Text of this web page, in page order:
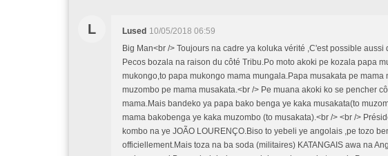
L Lused 10/05/2018 06:59
Big Man<br /> Toujours na cadre ya koluka vérité ,C'est possible
Pecos bozala na raison du côté Tribu.Po moto akoki pe kozala papa
mukongo,to papa mukongo mama mungala.Papa musakata pe mama
muzombo pe mama musakata.<br /> Pe muana akoki ko se pencher
mama.Mais bandeko ya papa bako benga ye kaka musakata(to
mama bakobenga ye kaka muzombo (to musakata).<br /> <br />
kombo na ye JOÃO LOURENÇO.Biso to yebeli ye angolais ,pe tozo
officiellement.Mais toza na ba soda (militaires) KATANGAIS awa na